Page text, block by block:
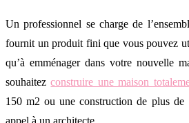
Un professionnel se charge de
fournit un produit fini que vous pouvez
qu’à emménager dans votre nouvelle
souhaitezconstruire une maison
150 m2 ou une construction de plus
appel à un architecte.